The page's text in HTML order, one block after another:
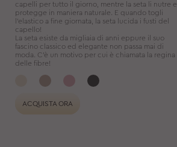
capelli per tutto il giorno, mentre la seta li nutre e
protegge in maniera naturale. E quando togli
l'elastico a fine giornata, la seta lucida i fusti del
capello!
La seta esiste da migliaia di anni eppure il suo
fascino classico ed elegante non passa mai di
moda. C'è un motivo per cui è chiamata la regina
delle fibre!
ACQUISTA ORA